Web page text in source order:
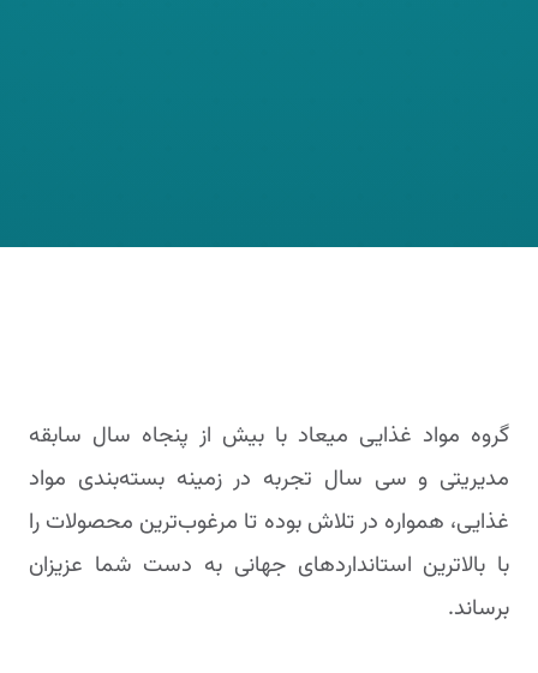
گروه مواد غذایی میعاد با بیش از پنجاه سال سابقه
مدیریتی و سی سال تجربه در زمینه بسته‌بندی مواد
غذایی، همواره در تلاش بوده تا مرغوب‌ترین محصولات را
با بالاترین استانداردهای جهانی به دست شما عزیزان
برساند.